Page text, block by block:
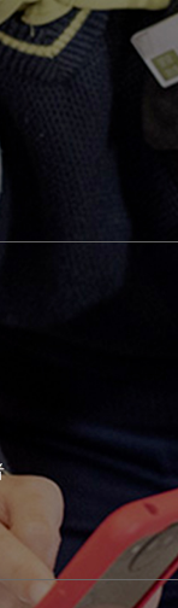
30分钟内解决或
源解决；重大问
案 。
业主生活，拉近
社区。